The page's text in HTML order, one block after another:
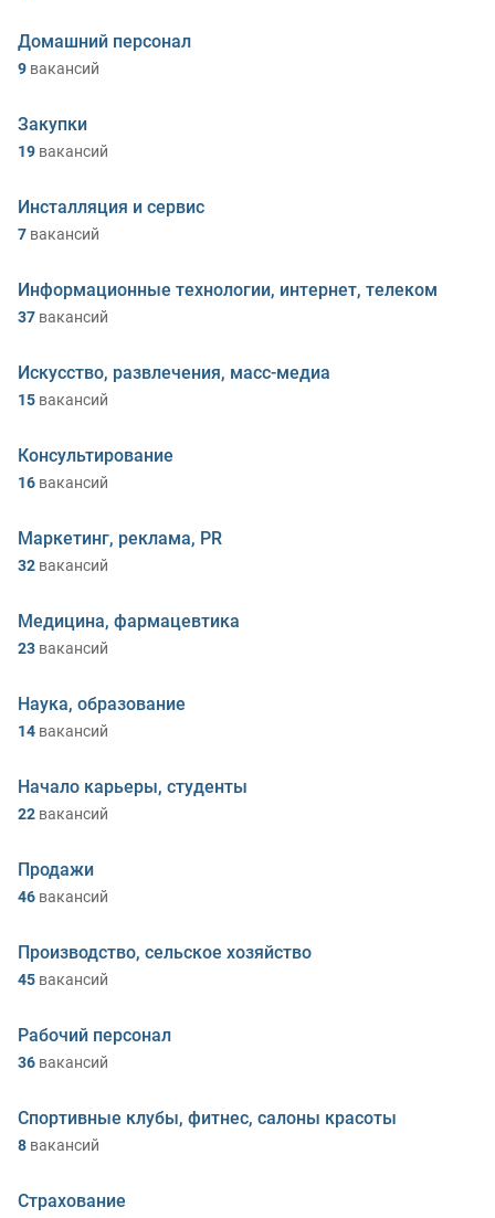
Домашний персонал
9 вакансий
Закупки
19 вакансий
Инсталляция и сервис
7 вакансий
Информационные технологии, интернет, телеком
37 вакансий
Искусство, развлечения, масс-медиа
15 вакансий
Консультирование
16 вакансий
Маркетинг, реклама, PR
32 вакансий
Медицина, фармацевтика
23 вакансий
Наука, образование
14 вакансий
Начало карьеры, студенты
22 вакансий
Продажи
46 вакансий
Производство, сельское хозяйство
45 вакансий
Рабочий персонал
36 вакансий
Спортивные клубы, фитнес, салоны красоты
8 вакансий
Страхование